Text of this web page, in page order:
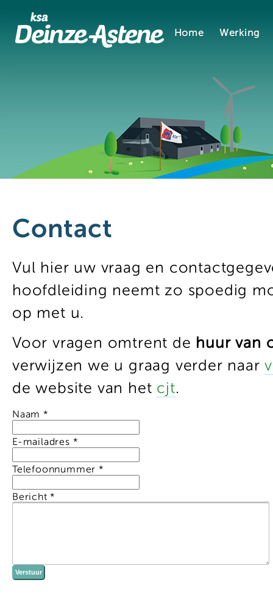
Home Werking
Contact
Vul hier uw vraag en
hoofdleiding neemt zo spoedig
op met u.
Voor vragen omtrent de huur van
verwijzen we u graag verder naar
de website van het cjt.
Naam *
E-mailadres *
Telefoonnummer *
Bericht*